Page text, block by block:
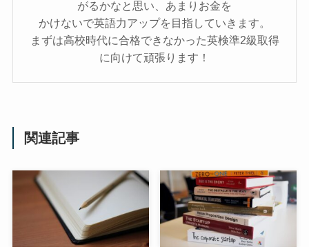
がるかなと思い、あまりお金を
かけないで英語力アップを目指していきます。
まずは高校時代に合格できなかった英検準2級取得
に向けて頑張ります！
関連記事